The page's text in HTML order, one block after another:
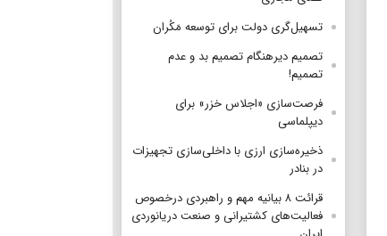
تسهیل‌گری دولت برای توسعه مَکُران
تصمیم دیرهنگام تصمیم بد و عدم
تصمیم!
فرصت‌سازی «اجلاس خزر» برای
دیپلماسی
ذخیره‌سازی ارزی با داخلی‌سازی تجهیزات
در بنادر
قرائت ۸ بیانیه مهم و راهبردی درخصوص
فعالیت‌های کشتیرانی و صنعت دریانوردی